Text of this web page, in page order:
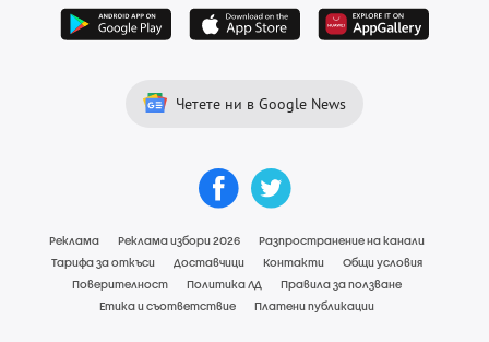
Четете ни в Google News
Реклама Реклама избори 2026
Разпространение на канали
Тарифа за откъси
Доставчици Контакти
Общи условия
Поверителност
Политика ЛД
Правила за ползване
Етика и съответствие
Платени публикации